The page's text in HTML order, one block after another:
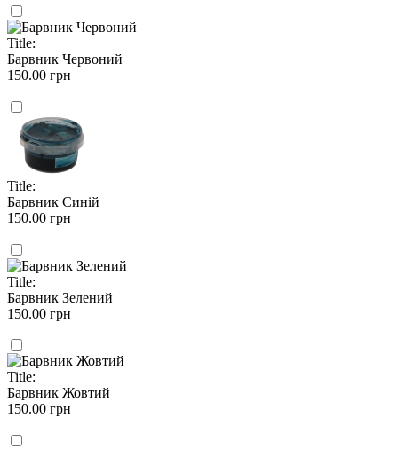
Title:
Барвник Червоний
150.00 грн
Title:
Барвник Синій
150.00 грн
Title:
Барвник Зелений
150.00 грн
Title:
Барвник Жовтий
150.00 грн